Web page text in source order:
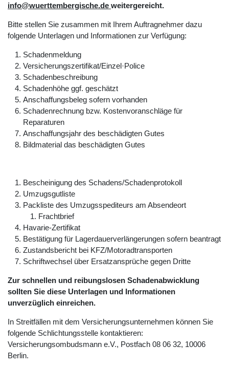
info@wuerttembergische.de weitergereicht.
Bitte stellen Sie zusammen mit Ihrem Auftragnehmer dazu
folgende Unterlagen und Informationen zur Verfügung:
Schadenmeldung
Versicherungszertifikat/Einzel·Police
Schadenbeschreibung
Schadenhöhe ggf. geschätzt
Anschaffungsbeleg sofern vorhanden
Schadenrechnung bzw. Kostenvoranschläge für
Reparaturen
Anschaffungsjahr des beschädigten Gutes
Bildmaterial das beschädigten Gutes
Bescheinigung des Schadens/Schadenprotokoll
Umzugsgutliste
Packliste des Umzugsspediteurs am Absendeort
Frachtbrief
Havarie-Zertifikat
Bestätigung für Lagerdauerverlängerungen sofern beantragt
Zustandsbericht bei KFZ/Motoradtransporten
Schriftwechsel über Ersatzansprüche gegen Dritte
Zur schnellen und reibungslosen Schadenabwicklung
sollten Sie diese Unterlagen und Informationen
unverzüglich einreichen.
In Streitfällen mit dem Versicherungsunternehmen können Sie
folgende Schlichtungsstelle kontaktieren:
Versicherungsombudsmann e.V., Postfach 08 06 32, 10006
Berlin.